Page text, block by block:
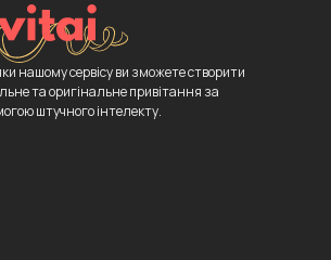
нашому сервісу ви зможете створити
та оригінальне привітання за
штучного інтелекту.